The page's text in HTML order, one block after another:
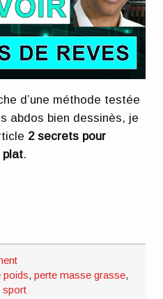
d’une méthode testée
abdos bien dessinès, je
2 secrets pour
plat.
poids,perte masse grasse,
sport